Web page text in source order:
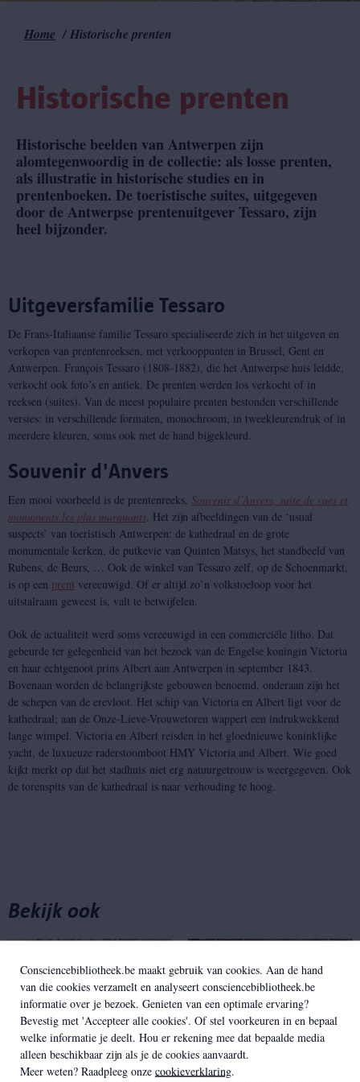
Consciencebibliotheek.be maakt gebruik van cookies. Aan de hand
van die cookies verzamelt en analyseert consciencebibliotheek.be
informatie over je bezoek. Genieten van een optimale ervaring?
Bevestig met 'Accepteer alle cookies'. Of stel voorkeuren in en bepaal
welke informatie je deelt. Hou er rekening mee dat bepaalde media
alleen beschikbaar zijn als je de cookies aanvaardt.
Meer weten? Raadpleeg onze cookieverklaring.
Kruimelpad
Home Historische prenten
Historische prenten
Historische beelden van Antwerpen zijn
alomtegenwoordig in de collectie: als losse prenten,
als illustratie in historische studies en in
prentenboeken. De toeristische suites, uitgegeven
door de Antwerpse prentenuitgever Tessaro, zijn
heel bijzonder.
Uitgeversfamilie Tessaro
De Frans-Italiaanse familie Tessaro specialiseerde zich in het uitgeven en
verkopen van prentenreeksen, met verkooppunten in Brussel, Gent en
Antwerpen. François Tessaro (1808-1882), die het Antwerpse huis leidde,
verkocht ook foto’s en antiek. De prenten werden los verkocht of in
reeksen (suites). Van de meest populaire prenten bestonden verschillende
versies: in verschillende formaten, monochroom, in tweekleurendruk of in
meerdere kleuren, soms ook met de hand bijgekleurd.
Souvenir d'Anvers
Een mooi voorbeeld is de prentenreeks, Souvenir d’Anvers, suite de vues et
monuments les plus marquants. Het zijn afbeeldingen van de ‘usual
suspects’ van toeristisch Antwerpen: de kathedraal en de grote
monumentale kerken, de putkevie van Quinten Matsys, het standbeeld van
Rubens, de Beurs, … Ook de winkel van Tessaro zelf, op de Schoenmarkt,
is op een prent vereeuwigd. Of er altijd zo’n volkstoeloop voor het
uitstalraam geweest is, valt te betwijfelen.
Ook de actualiteit werd soms vereeuwigd in een commerciële litho. Dat
gebeurde ter gelegenheid van het bezoek van de Engelse koningin Victoria
en haar echtgenoot prins Albert aan Antwerpen in september 1843.
Bovenaan worden de belangrijkste gebouwen benoemd, onderaan zijn het
de schepen van de erevloot. Het schip van Victoria en Albert ligt voor de
kathedraal; aan de Onze-Lieve-Vrouwetoren wappert een indrukwekkend
lange wimpel. Victoria en Albert reisden in het gloednieuwe koninklijke
yacht, de luxueuze raderstoomboot HMY Victoria and Albert. Wie goed
kijkt merkt op dat het stadhuis niet erg natuurgetrouw is weergegeven. Ook
de torenspits van de kathedraal is naar verhouding te hoog.
Bekijk ook
Geschiedenis van
Antwerpen in 19e-